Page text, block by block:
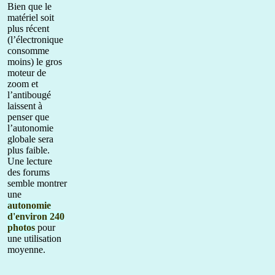
Bien que le
matériel soit
plus récent
(l’électronique
consomme
moins) le gros
moteur de
zoom et
l’antibougé
laissent à
penser que
l’autonomie
globale sera
plus faible.
Une lecture
des forums
semble montrer
une
autonomie
d'environ 240
photos pour
une utilisation
moyenne.